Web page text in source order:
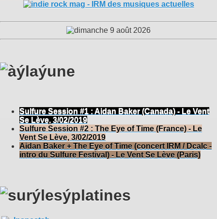
Sulfure Session #1 : Aidan Baker (Canada) - Le Vent
Se Lève, 3/02/2019
Sulfure Session #2 : The Eye of Time (France) - Le
Vent Se Lève, 3/02/2019
Aidan Baker + The Eye of Time (concert IRM / Dcalc -
intro du Sulfure Festival) - Le Vent Se Lève (Paris)